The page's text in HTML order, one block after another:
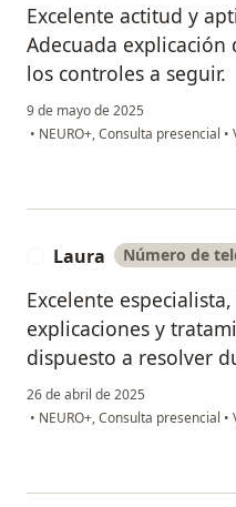
Excelente actitud y
Adecuada
los controles a seguir.
9 de mayo de 2025
• NEURO+, Consulta presencial •
Laura Número de
Excelente
explicaciones y
dispuesto a resolver
26 de abril de 2025
• NEURO+, Consulta presencial •